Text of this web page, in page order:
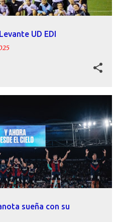
UD EDI
sueña con su